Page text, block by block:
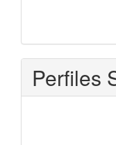
Perfiles